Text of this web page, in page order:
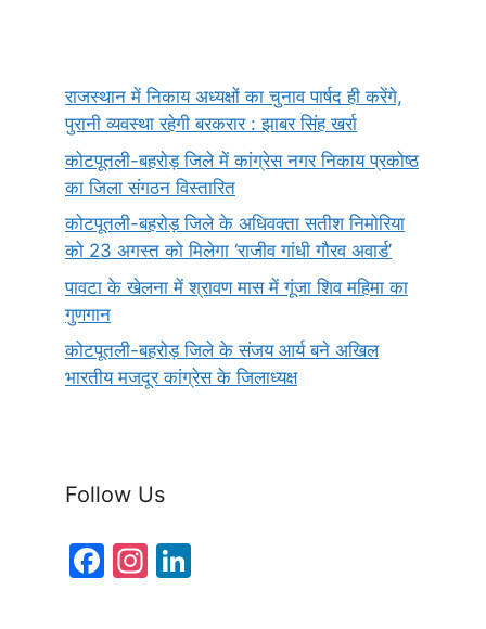
राजस्थान में निकाय अध्यक्षों का चुनाव पार्षद ही करेंगे,
पुरानी व्यवस्था रहेगी बरकरार : झाबर सिंह खर्रा
कोटपूतली-बहरोड़ जिले में कांग्रेस नगर निकाय प्रकोष्ठ
का जिला संगठन विस्तारित
कोटपूतली-बहरोड़ जिले के अधिवक्ता सतीश निमोरिया
को 23 अगस्त को मिलेगा ‘राजीव गांधी गौरव अवार्ड’
पावटा के खेलना में श्रावण मास में गूंजा शिव महिमा का
गुणगान
कोटपूतली-बहरोड़ जिले के संजय आर्य बने अखिल
भारतीय मजदूर कांग्रेस के जिलाध्यक्ष
Follow Us
F
In